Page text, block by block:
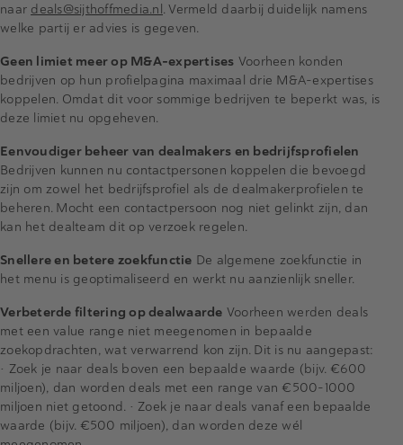
naar deals@sijthoffmedia.nl . Vermeld daarbij duidelijk namens
welke partij er advies is gegeven.
Geen limiet meer op M&A-expertises Voorheen konden
bedrijven op hun profielpagina maximaal drie M&A-expertises
koppelen. Omdat dit voor sommige bedrijven te beperkt was, is
deze limiet nu opgeheven.
Eenvoudiger beheer van dealmakers en bedrijfsprofielen
Bedrijven kunnen nu contactpersonen koppelen die bevoegd
zijn om zowel het bedrijfsprofiel als de dealmakerprofielen te
beheren. Mocht een contactpersoon nog niet gelinkt zijn, dan
kan het dealteam dit op verzoek regelen.
Snellere en betere zoekfunctie De algemene zoekfunctie in
het menu is geoptimaliseerd en werkt nu aanzienlijk sneller.
Verbeterde filtering op dealwaarde Voorheen werden deals
met een value range niet meegenomen in bepaalde
zoekopdrachten, wat verwarrend kon zijn. Dit is nu aangepast:
• Zoek je naar deals boven een bepaalde waarde (bijv. €600
miljoen), dan worden deals met een range van €500–1000
miljoen niet getoond. • Zoek je naar deals vanaf een bepaalde
waarde (bijv. €500 miljoen), dan worden deze wél